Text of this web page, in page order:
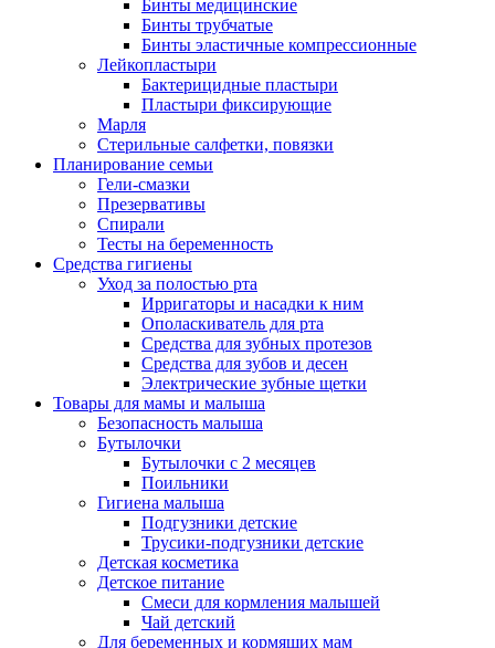
Бинты медицинские
Бинты трубчатые
Бинты эластичные компрессионные
Лейкопластыри
Бактерицидные пластыри
Пластыри фиксирующие
Марля
Стерильные салфетки, повязки
Планирование семьи
Гели-смазки
Презервативы
Спирали
Тесты на беременность
Средства гигиены
Уход за полостью рта
Ирригаторы и насадки к ним
Ополаскиватель для рта
Средства для зубных протезов
Средства для зубов и десен
Электрические зубные щетки
Товары для мамы и малыша
Безопасность малыша
Бутылочки
Бутылочки с 2 месяцев
Поильники
Гигиена малыша
Подгузники детские
Трусики-подгузники детские
Детская косметика
Детское питание
Смеси для кормления малышей
Чай детский
Для беременных и кормящих мам